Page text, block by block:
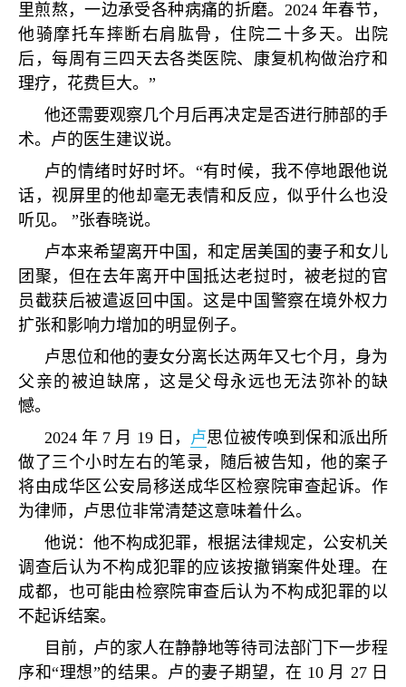
里煎熬，一边承受各种病痛的折磨。 2024 年春节，
他骑摩托车摔断右肩肱骨，住院二十多天。出院
后，每周有三四天去各类医院、康复机构做治疗和
理疗，花费巨大。 ”
他还需要观察几个月后再决定是否进行肺部的手
术。卢的医生建议说。
卢的情绪时好时坏。 “有时候，我不停地跟他说
话，视屏里的他却毫无表情和反应，似乎什么也没
听见。
”张春晓说。
卢本来希望离开中国，和定居美国的妻子和女儿
团聚，但在去年离开中国抵达老挝时，被老挝的官
员截获后被遣返回中国。这是中国警察在境外权力
扩张和影响力增加的明显例子。
卢思位和他的妻女分离长达两年又七个月，身为
父亲的被迫缺席，这是父母永远也无法弥补的缺
憾。
2024 年 7 月 19 日， 卢思位被传唤到保和派出所
做了三个小时左右的笔录，随后被告知，他的案子
将由成华区公安局移送成华区检察院审查起诉。作
为律师，卢思位非常清楚这意味着什么。
他说：他不构成犯罪，根据法律规定，公安机关
调查后认为不构成犯罪的应该按撤销案件处理。在
成都，也可能由检察院审查后认为不构成犯罪的以
不起诉结案。
目前，卢的家人在静静地等待司法部门下一步程
序和“理想”的结果。卢的妻子期望，在 10 月 27 日